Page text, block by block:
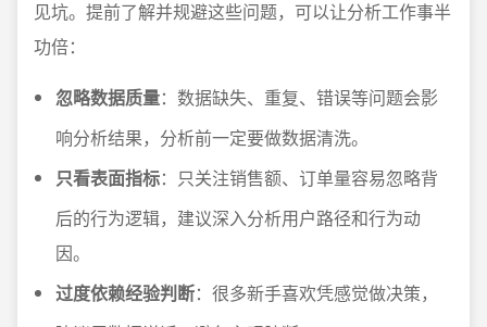
见坑。提前了解并规避这些问题，可以让分析工作事半
功倍：
忽略数据质量：数据缺失、重复、错误等问题会影
响分析结果，分析前一定要做数据清洗。
只看表面指标：只关注销售额、订单量容易忽略背
后的行为逻辑，建议深入分析用户路径和行为动
因。
过度依赖经验判断：很多新手喜欢凭感觉做决策，